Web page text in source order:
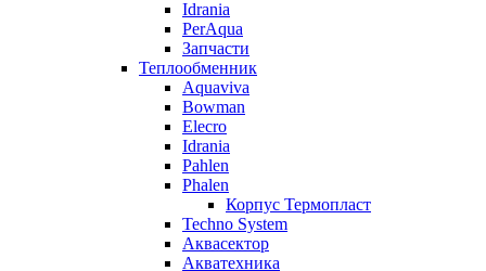
Idrania
PerAqua
Запчасти
Теплообменник
Aquaviva
Bowman
Elecro
Idrania
Pahlen
Phalen
Корпус Термопласт
Techno System
Аквасектор
Акватехника